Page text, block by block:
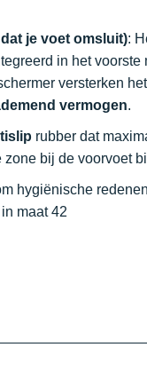
je voet omsluit):
in het
versterken
vermogen.
rubber dat
bij de voorvoet
hygiënische redenen
maat 42